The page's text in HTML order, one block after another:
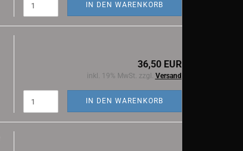
IN DEN WARENKORB
36,50 EUR
inkl. 19% MwSt. zzgl. Versand
IN DEN WARENKORB